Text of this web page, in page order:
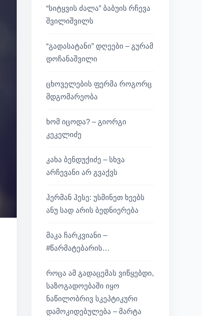
“სიტყვის ძალა” ბაბუის რჩევა
შვილიშვილს
“გადასატანი” დღეები – გურამ
დოჩანაშვილი
ცხოველების ფერმა როგორც
მდგომარეობა
ხომ იცოდა? – გიორგი
კეკელიძე
კახა ბენდუქიძე – სხვა
არჩევანი არ გვაქვს
ჰერმან ჰესე: უსმინეთ ხეებს
ანუ სად არის ბედნიერება
მაკა ჩარკვიანი –
#წარმატებარის…
როცა ამ გადაცემას ვიწყებდი,
საზოგადოებაში იყო
ნაწილობრივ სკეპტიკური
დამოკიდებულება – მარტა